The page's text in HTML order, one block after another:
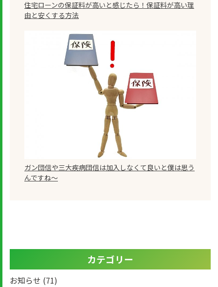
住宅ローンの保証料が高いと感じたら！保証料が高い理
由と安くする方法
ガン団信や三大疾病団信は加入しなくて良いと僕は思う
んですね～
カテゴリー
お知らせ (71)